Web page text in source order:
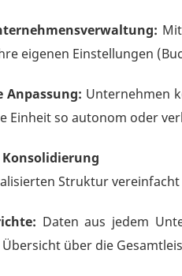
eigenen Einstellungen
Anpassung: Unternehmen
Einheit so autonom oder
Struktur
Daten aus jedem
über die